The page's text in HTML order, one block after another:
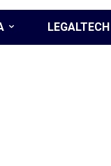
LEGALTECH